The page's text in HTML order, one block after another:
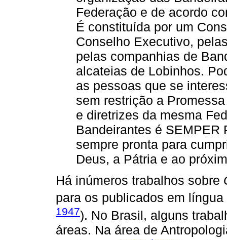
Federação e de acordo
É constituída por um
Conselho Executivo,
pelas companhias de
alcateias de Lobinhos.
as pessoas que se
sem restrição a
e diretrizes da mesma
Bandeirantes é SEMPER
sempre pronta para
Deus, a Pátria e ao
Há inúmeros trabalhos sobre
para os publicados em
1947). No Brasil, alguns
áreas. Na área de